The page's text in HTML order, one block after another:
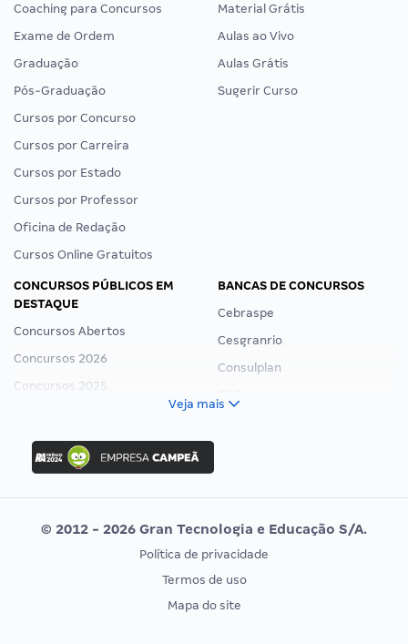
Coaching para Concursos
Exame de Ordem
Graduação
Pós-Graduação
Cursos por Concurso
Cursos por Carreira
Cursos por Estado
Cursos por Professor
Oficina de Redação
Cursos Online Gratuitos
Material Grátis
Aulas ao Vivo
Aulas Grátis
Sugerir Curso
CONCURSOS PÚBLICOS EM
DESTAQUE
Concursos Abertos
Concursos 2026
Concursos 2025
Concurso Ibama
Concurso MPU
Editais publicados
BANCAS DE CONCURSOS
Cebraspe
Cesgranrio
Consulplan
Vunesp
CONCURSOS POR PROFISSÃO
EXAME DE ORDEM
Veja mais
© 2012 - 2026 Gran Tecnologia e Educação S/A.
Política de privacidade
Termos de uso
Mapa do site